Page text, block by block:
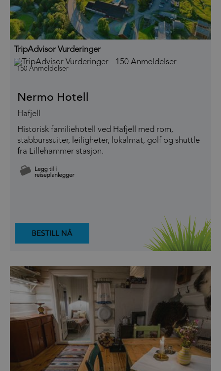
TripAdvisor Vurderinger
150 Anmeldelser
Nermo Hotell
Hafjell
Historisk familiehotell ved Hafjell med rom,
stabburssuiter, leiligheter, lokalmat, golf og shuttle
fra Lillehammer stasjon.